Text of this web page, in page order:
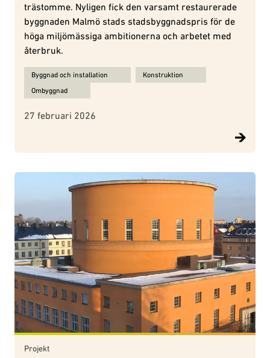
trästomme. Nyligen fick den varsamt restaurerade
byggnaden Malmö stads stadsbyggnadspris för de
höga miljömässiga ambitionerna och arbetet med
återbruk.
Ämnen för Prisad restaurering av Gjuteriet i Malmö – beräkning
Byggnad och installation
Konstruktion
Ombyggnad
27 februari 2026
Projekt